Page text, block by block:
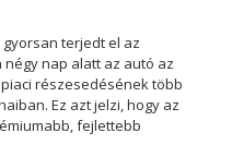
terjedt el az
nap alatt az autó az
részesedésének több
Ez azt jelzi, hogy az
fejlettebb